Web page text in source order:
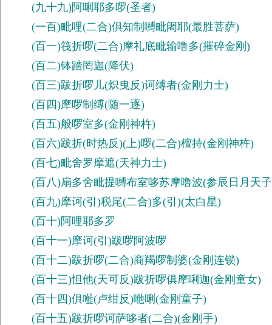
(九十九)阿唎耶多啰(圣者)
(一百)毗哩(二合)俱知制嚩毗阇耶(最胜菩萨)
(百一)筏折啰(二合)摩礼底毗输噜多(摧碎金刚)
(百二)钵踏罔迦(降伏)
(百三)跋折啰儿(炽曳反)诃缚者(金刚力士)
(百四)摩啰制缚(随一逐)
(百五)般啰室多(金刚神杵)
(百六)跋折(时热反)(上)啰(二合)檀持(金刚神杵)
(百七)毗舍罗摩遮(天神力士)
(百八)扇多舍毗提嚩布室哆苏摩噜波(参辰日月天
(百九)摩诃(引)税尾(二合)多(引)(太白星)
(百十)阿哩耶多罗
(百十一)摩诃(引)跋啰阿波啰
(百十二)跋折啰(二合)商羯啰制婆(金刚连锁)
(百十三)怛他(天可反)跋折啰俱摩唎迦(金刚童女)
(百十四)俱㘕(卢绀反)咃唎(金刚童子)
(百十五)跋折啰诃萨哆者(二合)(金刚手)